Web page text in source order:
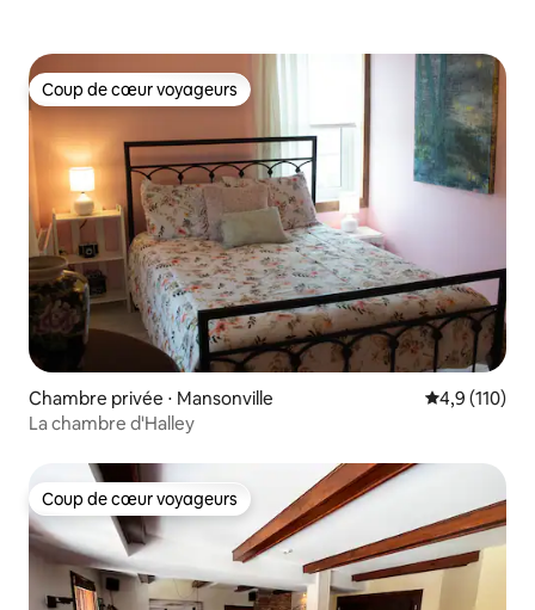
Coup de cœur voyageurs
Coup de cœur voyageurs
Chambre privée ⋅ Mansonville Évaluation
4,9 (110)
La chambre d'Halley
Coup de cœur voyageurs
Coup de cœur voyageurs